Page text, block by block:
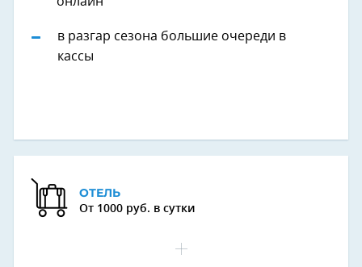
в разгар сезона большие очереди в
кассы
ОТЕЛЬ
От 1000 руб. в сутки